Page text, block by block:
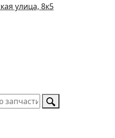
улица, 8к5